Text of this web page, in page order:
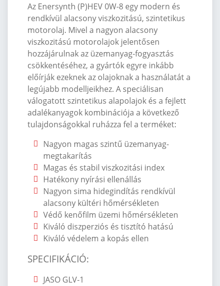
Az Enersynth (P)HEV 0W-8 egy modern és
rendkívül alacsony viszkozitású, szintetikus
motorolaj. Mivel a nagyon alacsony
viszkozitású motorolajok jelentősen
hozzájárulnak az üzemanyag-fogyasztás
csökkentéséhez, a gyártók egyre inkább
előírják ezeknek az olajoknak a használatát a
legújabb modelljeikhez. A speciálisan
válogatott szintetikus alapolajok és a fejlett
adalékanyagok kombinációja a következő
tulajdonságokkal ruházza fel a terméket:
Nagyon magas szintű üzemanyag-
megtakarítás
Magas és stabil viszkozitási index
Hatékony nyírási ellenállás
Nagyon sima hidegindítás rendkívül
alacsony kültéri hőmérsékleten
Védő kenőfilm üzemi hőmérsékleten
Kiváló diszperziós és tisztító hatású
Kiváló védelem a kopás ellen
SPECIFIKÁCIÓ:
JASO GLV-1